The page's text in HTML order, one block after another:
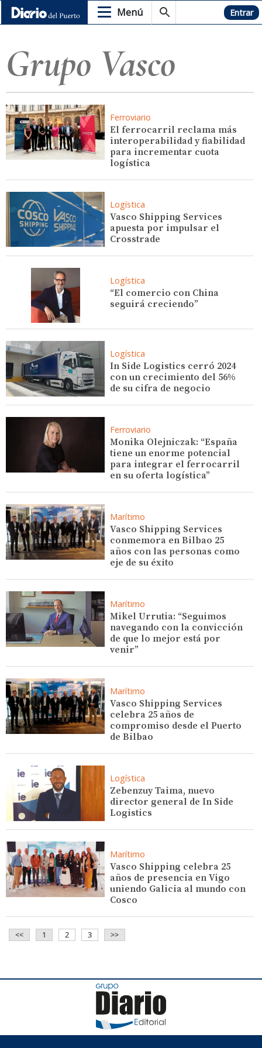
Menú Hemeroteca Entrar
Grupo Vasco
Ferroviario
El ferrocarril reclama más
interoperabilidad y fiabilidad
para incrementar cuota
logística
Logística
Vasco Shipping Services
apuesta por impulsar el
Crosstrade
Logística
“El comercio con China
seguirá creciendo”
Logística
In Side Logistics cerró 2024
con un crecimiento del 56%
de su cifra de negocio
Ferroviario
Monika Olejniczak: “España
tiene un enorme potencial
para integrar el ferrocarril
en su oferta logística”
Marítimo
Vasco Shipping Services
conmemora en Bilbao 25
años con las personas como
eje de su éxito
Marítimo
Mikel Urrutia: “Seguimos
navegando con la convicción
de que lo mejor está por
venir”
Marítimo
Vasco Shipping Services
celebra 25 años de
compromiso desde el Puerto
de Bilbao
Logística
Zebenzuy Taima, nuevo
director general de In Side
Logistics
Marítimo
Vasco Shipping celebra 25
años de presencia en Vigo
uniendo Galicia al mundo con
Cosco
<< 1 2 3 >>